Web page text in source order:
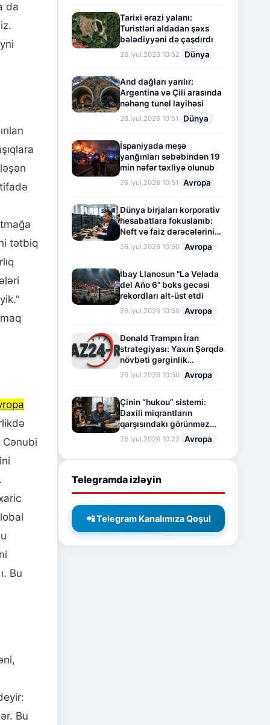
da
tətbiq
Bu
Bu
Tarixi ərazi yalanı:
Turistləri aldadan şəxs
bələdiyyəni də çaşdırdı
26.İyul.2026 10:52 Dünya
And dağları yarılır:
Argentina və Çili arasında
nəhəng tunel layihəsi
26.İyul.2026 10:51 Dünya
İspaniyada meşə
yanğınları səbəbindən 19
min nəfər təxliyə olunub
26.İyul.2026 10:51 Avropa
Dünya birjaları korporativ
hesabatlara fokuslanıb:
Neft və faiz dərəcələrinin
təsiri altında cari vəziyyət
26.İyul.2026 10:50 Avropa
İbay Llanosun "La Velada
del Año 6" boks gecəsi
rekordları alt-üst etdi
26.İyul.2026 10:50 Avropa
Donald Trampın İran
strategiyası: Yaxın Şərqdə
növbəti gərginlik
mərhələsi
26.İyul.2026 10:50 Avropa
Çinin “hukou” sistemi:
Daxili miqrantların
qarşısındakı görünməz
sədd
26.İyul.2026 10:22 Avropa
Telegramda izləyin
📲 Telegram Kanalımıza Qoşul